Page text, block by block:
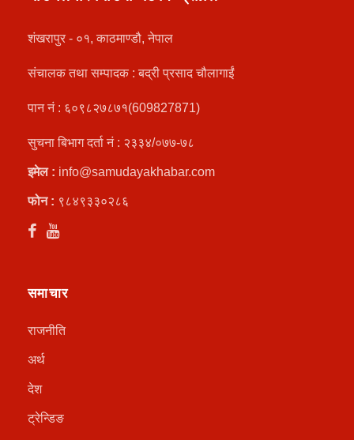
शंखरापुर - ०१, काठमाण्डौ, नेपाल
संचालक तथा सम्पादक : बद्री प्रसाद चौलागाईं
पान नं : ६०९८२७८७१(609827871)
सुचना बिभाग दर्ता नं : २३३४/०७७-७८
इमेल : info@samudayakhabar.com
फोन : ९८४९३३०२८६
समाचार
राजनीति
अर्थ
देश
ट्रेन्डिङ